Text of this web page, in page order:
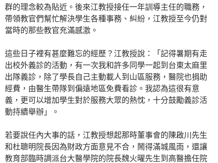
群的理念較為貼近。後來江教授接任一年訓導主任的職務，
帶領教官們幫忙解決學生各種事務、糾紛，江教授至今仍對
當時的那些教官充滿感激。
這些日子裡有甚麼難忘的經歷？江教授說：「記得暑期有走
出校外義診的活動，有一次我和許多同學一起到台東太麻里
出隊義診，除了學長自己主動載人到山區服務，醫院也捐助
經費，由醫生帶隊到偏遠地區免費看診。我認為這很有意
義，更可以增加學生對於服務大眾的熱忱，十分鼓勵義診活
動持續舉辦」。
若要說任內大事的話，江教授想起那時董事會的陳啟川先生
和杜聰明院長因為財政方面意見不合，鬧得滿城風雨，還讓
教育部臨時調派台大醫學院的院長魏火曜先生到高醫擔任院